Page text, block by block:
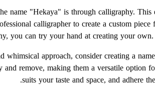
name "Hekaya" is through calligraphy.
calligrapher to create a custom
you can try your hand at creating your
whimsical approach, consider creating a
and remove, making them a versatile option
suits your taste and space, and adhere